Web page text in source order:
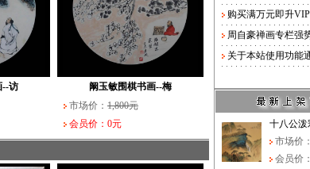
--访
阚玉敏围棋书画--梅
市场价： 1,800元
会员价：0元
购买满万元即升
周自豪禅画专栏强
关于本站使用功能
十八公泼
市场价
会员价